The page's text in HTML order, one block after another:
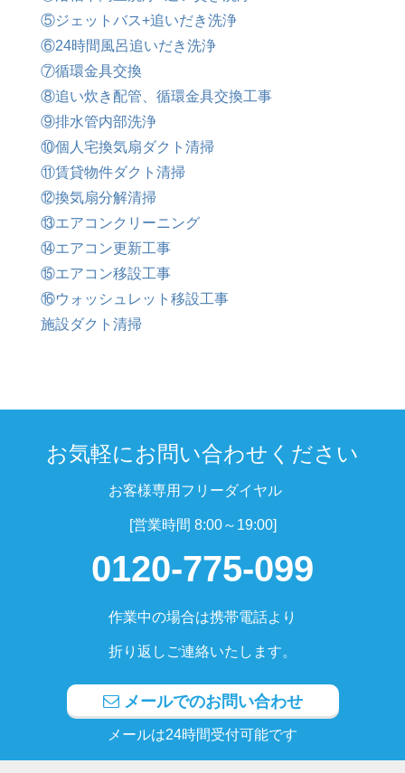
⑤ジェットバス+追いだき洗浄
⑥24時間風呂追いだき洗浄
⑦循環金具交換
⑧追い炊き配管、循環金具交換工事
⑨排水管内部洗浄
⑩個人宅換気扇ダクト清掃
⑪賃貸物件ダクト清掃
⑫換気扇分解清掃
⑬エアコンクリーニング
⑭エアコン更新工事
⑮エアコン移設工事
⑯ウォッシュレット移設工事
施設ダクト清掃
お気軽にお問い合わせください
お客様専用フリーダイヤル
[営業時間 8:00～19:00]
0120-775-099
作業中の場合は携帯電話より
折り返しご連絡いたします。
メールでのお問い合わせ
メールは24時間受付可能です